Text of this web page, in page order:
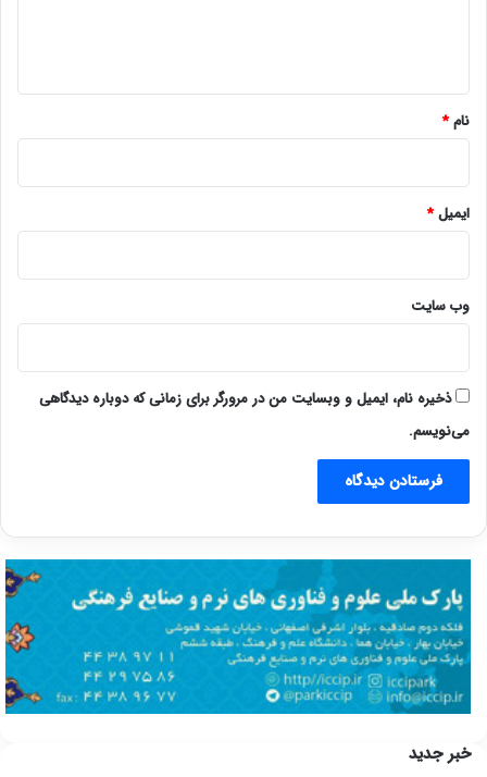
نام*
ایمیل*
وب‌ سایت
ذخیره نام، ایمیل و وبسایت من در مرورگر برای زمانی که دوباره دیدگاهی
می‌نویسم.
خبر جدید